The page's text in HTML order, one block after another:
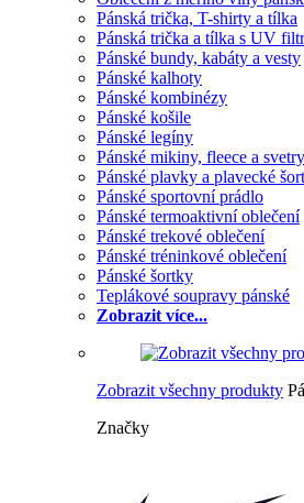
Pánská trička, T-shirty a tílka
Pánská trička a tílka s UV
Pánské bundy, kabáty a vesty
Pánské kalhoty
Pánské kombinézy
Pánské košile
Pánské legíny
Pánské mikiny, fleece a svetry
Pánské plavky a plavecké
Pánské sportovní prádlo
Pánské termoaktivní oblečení
Pánské trekové oblečení
Pánské tréninkové oblečení
Pánské šortky
Teplákové soupravy pánské
Zobrazit více...
Zobrazit všechny produkty
Značky